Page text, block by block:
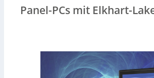
Panel-PCs mit Elkhart-